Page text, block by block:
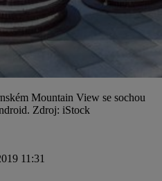
Mountain View se sochou
Zdroj: iStock
11:31